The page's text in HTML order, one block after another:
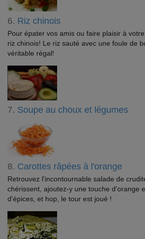
6. Riz chinois
Pour épater vos amis ou faire plaisir à
riz chinois! Le riz sauté avec une foule de
véritable régal!
7. Soupe au choux et légumes
8. Carottes râpées à l'orange
Retrouvez l'incontournable salade de
chérissent, ajoutez-y une touche d'orange
d'épices, et hop, le tour est joué !